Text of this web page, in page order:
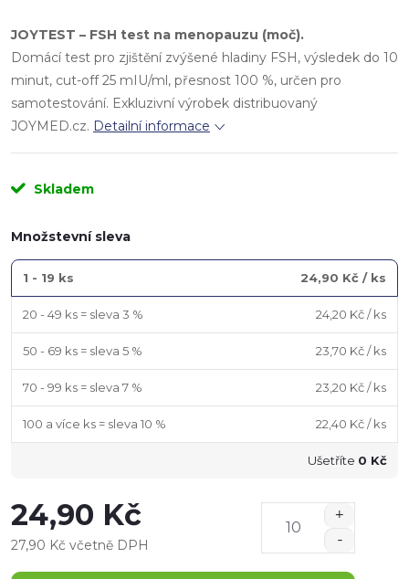
JOYTEST – FSH test na menopauzu (moč).
Domácí test pro zjištění zvýšené hladiny FSH, výsledek do 10
minut, cut-off 25 mIU/ml, přesnost 100 %, určen pro
samotestování. Exkluzivní výrobek distribuovaný
JOYMED.cz. Detailní informace
Skladem
Množstevní sleva
1 - 19 ks 24,90 Kč / ks
20 - 49 ks = sleva 3 % 24,20 Kč/ ks
50 - 69 ks = sleva 5 % 23,70 Kč/ ks
70 - 99 ks = sleva 7 % 23,20 Kč/ ks
100 a více ks = sleva 10 % 22,40 Kč/ ks
Ušetříte 0 Kč
24,90 Kč
27,90 Kč včetně DPH